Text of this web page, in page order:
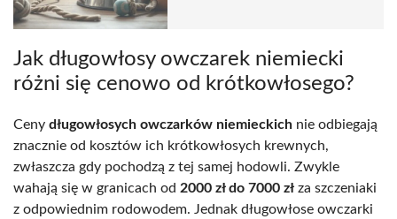
Jak długowłosy owczarek niemiecki
różni się cenowo od krótkowłosego?
Ceny długowłosych owczarków niemieckich nie odbiegają
znacznie od kosztów ich krótkowłosych krewnych,
zwłaszcza gdy pochodzą z tej samej hodowli. Zwykle
wahają się w granicach od 2000 zł do 7000 zł za szczeniaki
z odpowiednim rodowodem. Jednak długowłose owczarki